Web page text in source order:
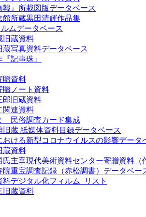
報』所載図版データベース
館所蔵黒田清輝作品集
ムデータベース
旧蔵資料
蔵写真資料データベース
記事珠』
贈資料
贈ノート資料
郎旧蔵資料
関連資料
民俗調査カード集成
旧蔵 紙媒体資料目録データベース
おける新型コロナウイルスの影響データ
蔵資料
氏主宰現代美術資料センター寄贈資料（
院重宝調査記録（赤松調書）データベー
料デジタル化フィルム_リスト
旧蔵資料